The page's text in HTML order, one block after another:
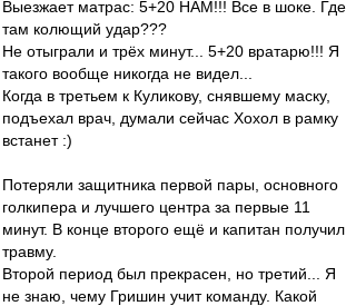
Выезжает матрас: 5+20 НАМ!!! Все в шоке. Где
там колющий удар???
Не отыграли и трёх минут... 5+20 вратарю!!! Я
такого вообще никогда не видел...
Когда в третьем к Куликову, снявшему маску,
подъехал врач, думали сейчас Хохол в рамку
встанет :)
Потеряли защитника первой пары, основного
голкипера и лучшего центра за первые 11
минут. В конце второго ещё и капитан получил
травму.
Второй период был прекрасен, но третий... Я
не знаю, чему Гришин учит команду. Какой